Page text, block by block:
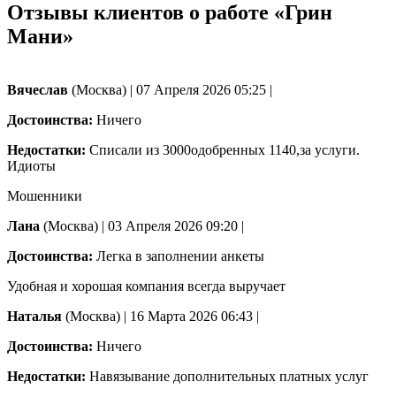
Отзывы клиентов о работе «Грин
Мани»
Вячеслав (Москва) | 07 Апреля 2026 05:25 |
Достоинства: Ничего
Недостатки: Списали из 3000одобренных 1140,за услуги.
Идиоты
Мошенники
Лана (Москва) | 03 Апреля 2026 09:20 |
Достоинства: Легка в заполнении анкеты
Удобная и хорошая компания всегда выручает
Наталья (Москва) | 16 Марта 2026 06:43 |
Достоинства: Ничего
Недостатки: Навязывание дополнительных платных услуг